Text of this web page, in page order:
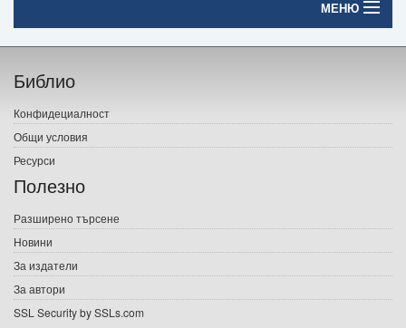
МЕНЮ
Начало
Печатни книги
Електронни книги
Е-списания
Подаръци
Ваучери
Библио
Конфидециалност
Общи условия
Ресурси
Полезно
Разширено търсене
Новини
За издатели
За автори
SSL Security by SSLs.com